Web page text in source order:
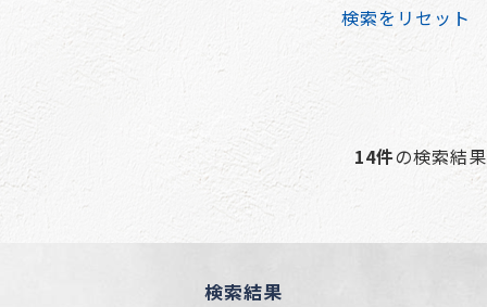
検索をリセット
14件の検索結果
検索結果